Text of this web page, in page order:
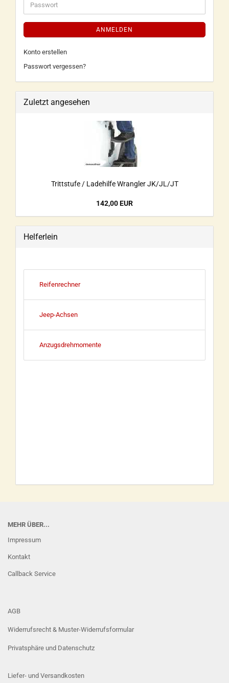
ANMELDEN
Konto erstellen
Passwort vergessen?
Zuletzt angesehen
Trittstufe / Ladehilfe Wrangler JK/JL/JT
142,00 EUR
Helferlein
Reifenrechner
Jeep-Achsen
Anzugsdrehmomente
MEHR ÜBER...
Impressum
Kontakt
Callback Service
AGB
Widerrufsrecht & Muster-Widerrufsformular
Privatsphäre und Datenschutz
Liefer- und Versandkosten